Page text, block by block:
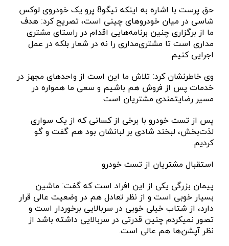
حق پرست با اشاره به اینکه تیگو8 پرو یک خودروی لوکس
شاسی در میان خودروهای چینی است، تصریح کرد: هدف
ما از برگزاری چنین برنامه‌هایی اقدام در راستای مشتری
مداری است تا مشتری‌مداری را نه در شعار بلکه در عمل
اجرایی کنیم.
وی خاطرنشان کرد: تلاش ما این است از واحدهای مجهز در
خدمات پس از فروش هم باشیم و سعی ما همواره در
مسیر رضایتمندی مشتریان است.
پس از تست خودرو با برخی از کسانی که از یک سواری
لذت‌بخش، لبخند شادی بر لبانشان بود هم گفت و گو
کردیم.
استقبال مشتریان از تست خودرو
پیمان بزرگی یکی از این افراد است که گفت: ماشین
بسیار خوبی است و از نظر تعادل هم در وضعیت عالی قرار
دارد، از شتاب خیلی خوبی در سربالایی برخوردار است و
تصور نمی‍کردم چنین قدرتی در سربالایی داشته باشد از
نظر آپشن‌ها هم عالی است.